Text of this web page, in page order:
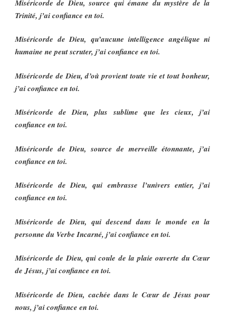
Miséricorde de Dieu, source qui émane du mystère de la
Trinité, j’ai confiance en toi.
Miséricorde de Dieu, qu’aucune intelligence angélique ni
humaine ne peut scruter, j’ai confiance en toi.
Miséricorde de Dieu, d’où provient toute vie et tout bonheur,
j’ai confiance en toi.
Miséricorde de Dieu, plus sublime que les cieux, j’ai
confiance en toi.
Miséricorde de Dieu, source de merveille étonnante, j’ai
confiance en toi.
Miséricorde de Dieu, qui embrasse l’univers entier, j’ai
confiance en toi.
Miséricorde de Dieu, qui descend dans le monde en la
personne du Verbe Incarné, j’ai confiance en toi.
Miséricorde de Dieu, qui coule de la plaie ouverte du Cœur
de Jésus, j’ai confiance en toi.
Miséricorde de Dieu, cachée dans le Cœur de Jésus pour
nous, j’ai confiance en toi.